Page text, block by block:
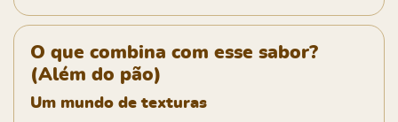
O que combina com esse sabor?
(Além do pão)
Um mundo de texturas